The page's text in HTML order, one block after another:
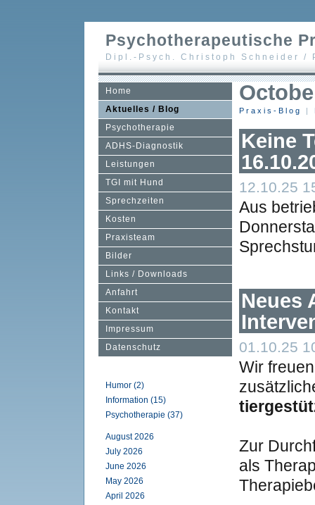
Psychotherapeutische
Dipl.-Psych. Christoph Schneider /
Home
Aktuelles / Blog
Psychotherapie
ADHS-Diagnostik
Leistungen
TGI mit Hund
Sprechzeiten
Kosten
Praxisteam
Bilder
Links / Downloads
Anfahrt
Kontakt
Impressum
Datenschutz
Humor (2)
Information (15)
Psychotherapie (37)
August 2026
July 2026
June 2026
May 2026
April 2026
Praxis-Blog |
Keine
12.10.25
Aus
Neues
01.10.25
Wir
Zur
als